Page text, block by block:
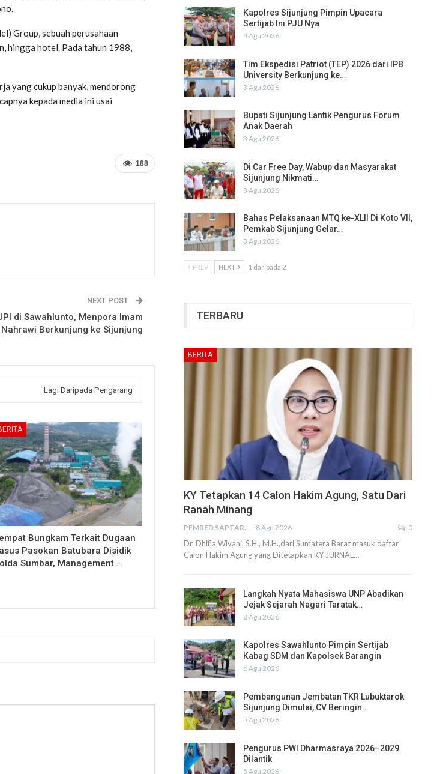
Group, sebuah perusahaan
hingga hotel. Pada tahun 1988,
yang cukup banyak, mendorong
kepada media ini usai
188
NEXT POST
di Sawahlunto, Menpora Imam
Nahrawi Berkunjung ke Sijunjung
Lagi Daripada Pengarang
Bungkam Terkait Dugaan
Pasokan Batubara Disidik
Sumbar, Management…
Kapolres Sijunjung Pimpin Upacara
Sertijab Ini PJU Nya
4 Agu 2026
Tim Ekspedisi Patriot (TEP) 2026 dari IPB
University Berkunjung ke…
3 Agu 2026
Bupati Sijunjung Lantik Pengurus Forum
Anak Daerah
3 Agu 2026
Di Car Free Day, Wabup dan Masyarakat
Sijunjung Nikmati…
3 Agu 2026
Bahas Pelaksanaan MTQ ke-XLII Di Koto VII,
Pemkab Sijunjung Gelar…
3 Agu 2026
PREV NEXT 1 daripada 2
TERBARU
BERITA
KY Tetapkan 14 Calon Hakim Agung, Satu Dari
Ranah Minang
PEMRED SAPTARIUS 8 Agu 2026 0
Dr. Dhifla Wiyani, S.H., M.H.,dari Sumatera Barat masuk daftar
Calon Hakim Agung yang Ditetapkan KY JURNAL…
Langkah Nyata Mahasiswa UNP Abadikan
Jejak Sejarah Nagari Taratak…
8 Agu 2026
Kapolres Sawahlunto Pimpin Sertijab
Kabag SDM dan Kapolsek Barangin
6 Agu 2026
Pembangunan Jembatan TKR Lubuktarok
Sijunjung Dimulai, CV Beringin…
5 Agu 2026
Pengurus PWI Dharmasraya 2026–2029
Dilantik
5 Agu 2026